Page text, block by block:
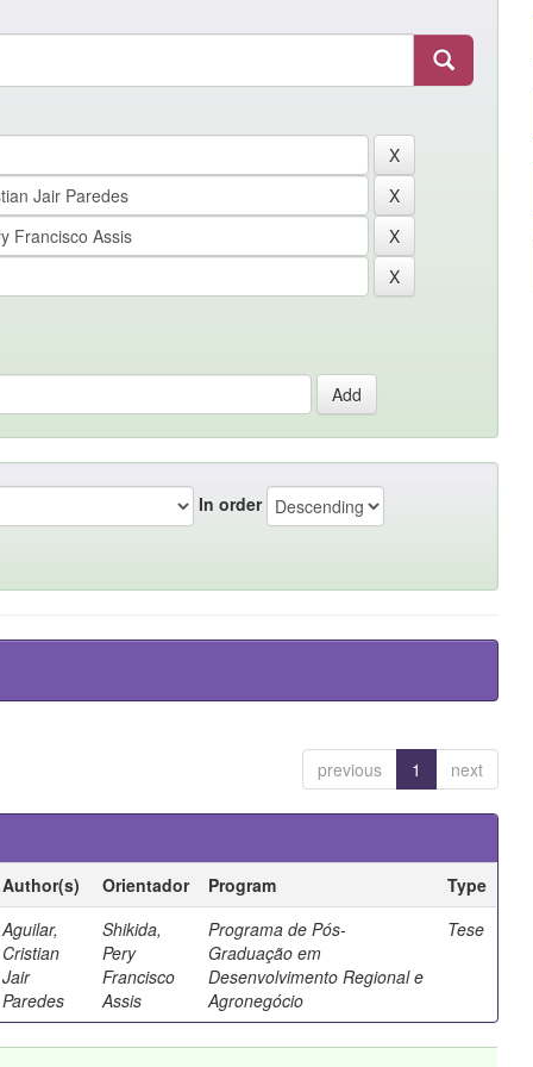
In order
previous 1 next
Author(s) Orientador Program
Type
Aguilar,
Cristian
Jair
Paredes
Shikida,
Pery
Francisco
Assis
Programa de Pós-
Graduação em
Desenvolvimento Regional e
Agronegócio
Tese